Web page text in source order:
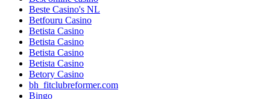
Beste Casino's NL
Betfouru Casino
Betista Casino
Betista Casino
Betista Casino
Betista Casino
Betory Casino
bh_fitclubreformer.com
Bingo